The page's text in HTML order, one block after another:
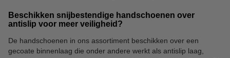
Beschikken snijbestendige handschoenen over
antislip voor meer veiligheid?
De handschoenen in ons assortiment beschikken over een
gecoate binnenlaag die onder andere werkt als antislip laag,